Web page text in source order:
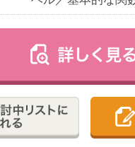
時給2,100円(交通費全額支給)
グ経験、またはITヘルプデスク・IT
サポートの経験
【必須】Windows基本操作、メー
ツール）操作